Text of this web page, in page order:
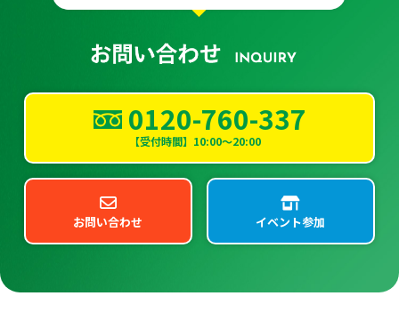
0120-760-337
【受付時間】10:00～20:00
お問い合わせ イベント参加